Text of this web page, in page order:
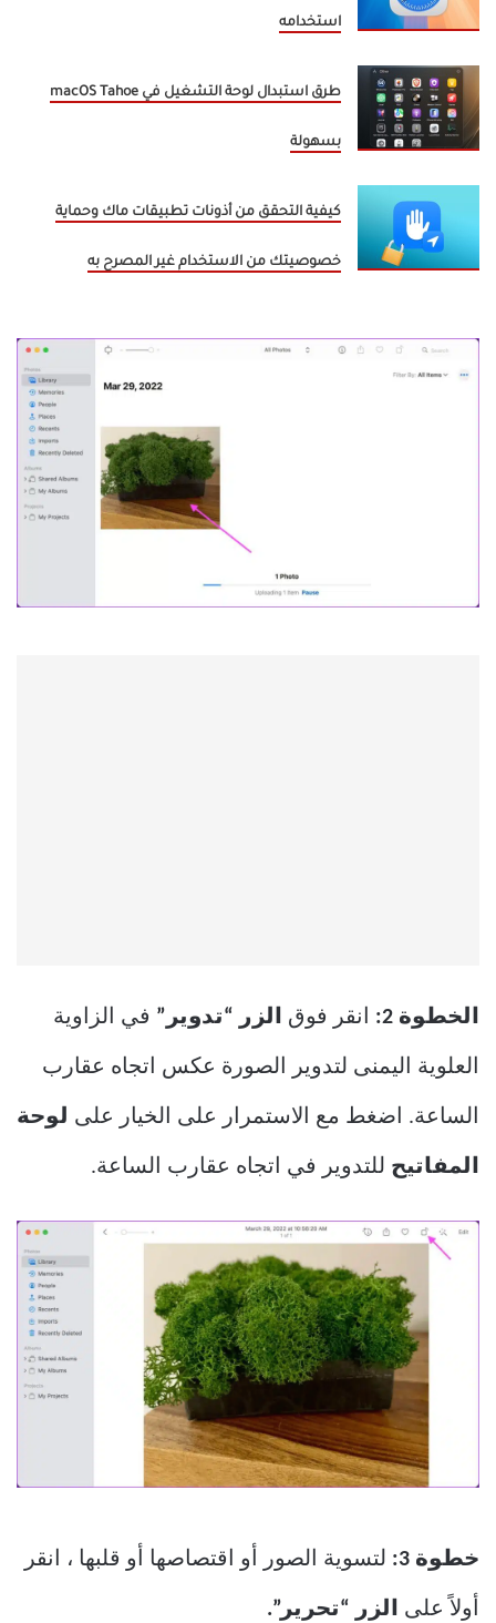
استخدامه
طرق استبدال لوحة التشغيل في macOS Tahoe
بسهولة
كيفية التحقق من أذونات تطبيقات ماك وحماية
خصوصيتك من الاستخدام غير المصرح به
الخطوة 2: انقر فوق الزر “تدوير” في الزاوية
العلوية اليمنى لتدوير الصورة عكس اتجاه عقارب
الساعة. اضغط مع الاستمرار على الخيار على لوحة
المفاتيح للتدوير في اتجاه عقارب الساعة.
خطوة 3: لتسوية الصور أو اقتصاصها أو قلبها ، انقر
أولاً على الزر “تحرير”.